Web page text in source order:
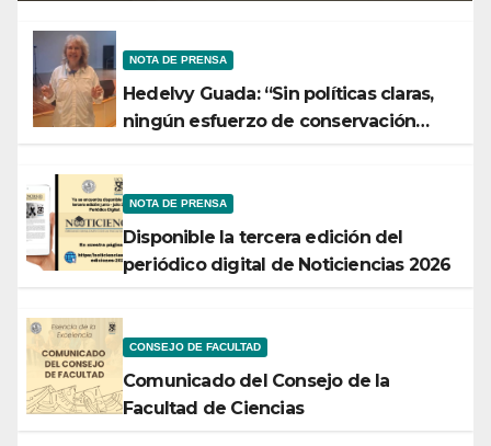
NOTA DE PRENSA
Hedelvy Guada: “Sin políticas claras,
ningún esfuerzo de conservación
NOTA DE PRENSA
Disponible la tercera edición del
periódico digital de Noticiencias 2026
CONSEJO DE FACULTAD
Comunicado del Consejo de la
Facultad de Ciencias